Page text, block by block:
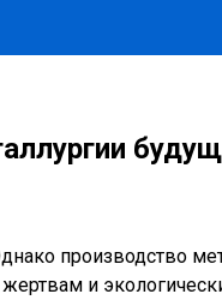
производство
и